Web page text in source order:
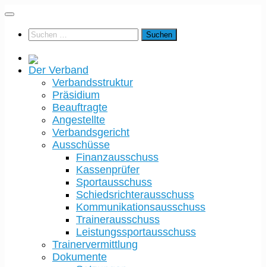
Der Verband
Verbandsstruktur
Präsidium
Beauftragte
Angestellte
Verbandsgericht
Ausschüsse
Finanzausschuss
Kassenprüfer
Sportausschuss
Schiedsrichterausschuss
Kommunikationsausschuss
Trainerausschuss
Leistungssportausschuss
Trainervermittlung
Dokumente